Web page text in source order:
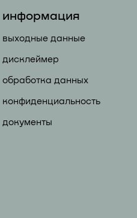
информация
выходные данные
дисклеймер
обработка данных
конфиденциальность
документы